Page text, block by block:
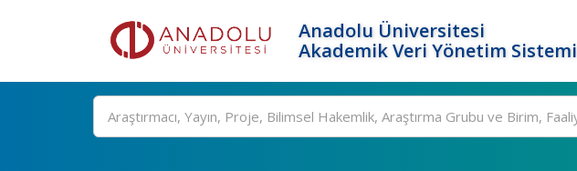
Anadolu Üniversitesi
Akademik Veri Yönetim Sistemi
Ara